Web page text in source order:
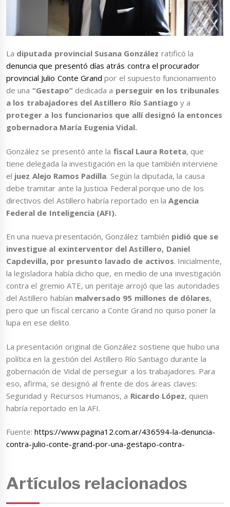
La diputada provincial Susana González ratificó la
denuncia que presentó días atrás contra el procurador
provincial Julio Conte Grandpor el supuesto funcionamiento
de una “Gestapo”dedicada a perseguir en los tribunales
a los trabajadores del Astillero Río Santiago y a
proteger a los funcionarios que allí designó la entonces
gobernadora María Eugenia Vidal.
González se presentó ante la fiscal Laura Roteta, que
tiene delegada la investigación en la que también interviene
el juez Alejo Ramos Padilla. Según la diputada, la causa
debe tramitar ante la Justicia Federal porque uno de los
directivos del Astillero habría reportado en laAgencia
Federal de Inteligencia (AFI).
En una nueva presentación, González también pidió que se
investigue al exinterventor del Astillero, Daniel
Capdevilla, por presunto lavado de activos. Inicialmente,
la legisladora había dicho que, en medio de una investigación
contra el gremio ATE, un peritaje arrojó que las autoridades
del Astillero habían malversado 95 millones de dólares,
pero que un fiscal cercano a Conte Grand no quiso poner la
lupa en ese delito.
La presentación original de González sostiene que hubo una
política en la gestión del Astillero Río Santiago durante la
gobernación de Vidal de perseguir a los trabajadores. Para
eso, afirma, se designó al frente de dos áreas claves:
Seguridad y Recursos Humanos, a Ricardo López, quien
habría reportado en la AFI.
Fuente:https://www.pagina12.com.ar/436594-la-denuncia-
contra-julio-conte-grand-por-una-gestapo-contra-
Artículos relacionados